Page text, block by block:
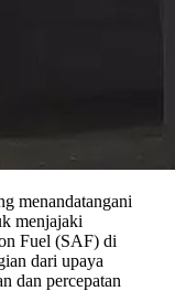
menandatangani
menjajaki
Fuel (SAF) di
dari upaya
dan percepatan